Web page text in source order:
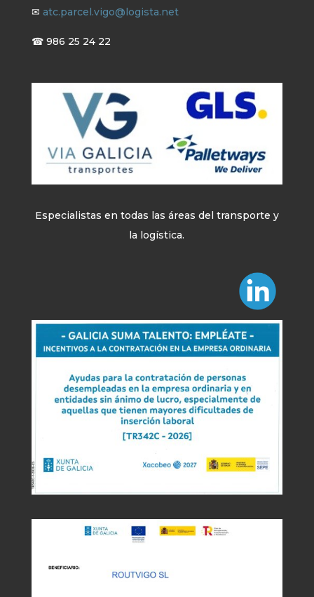
✉ atc.parcel.vigo@logista.net
☎ 986 25 24 22
Especialistas en todas las áreas del transporte y
la logística.